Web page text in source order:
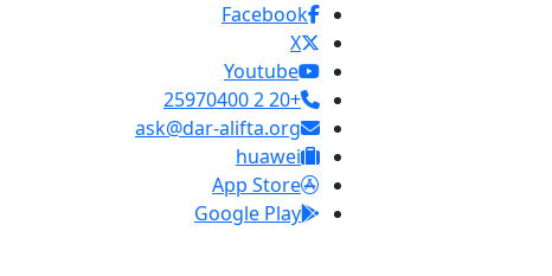
Facebook
X
Youtube
+20 2 25970400
ask@dar-alifta.org
huawei
App Store
Google Play